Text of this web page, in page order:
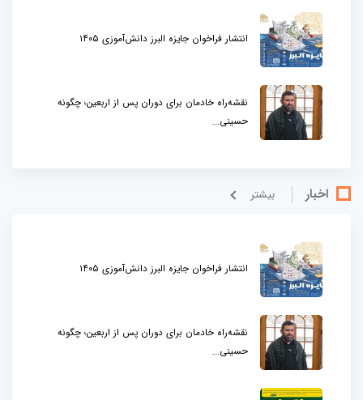
انتشار فراخوان جایزه البرز دانش‌آموزی ۱۴۰۵
نقشه‌راه خادمان برای دوران پس از اربعین؛ چگونه
حسینی...
اخبار بيشتر
انتشار فراخوان جایزه البرز دانش‌آموزی ۱۴۰۵
نقشه‌راه خادمان برای دوران پس از اربعین؛ چگونه
حسینی...